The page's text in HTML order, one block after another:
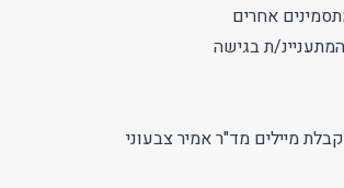
אחרים
ת בגישה
מיילים מד"ר אמיר צבעוני